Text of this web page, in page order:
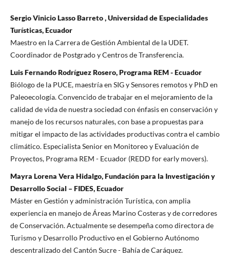
Sergio Vinicio Lasso Barreto , Universidad de Especialidades
Turísticas, Ecuador
Maestro en la Carrera de Gestión Ambiental de la UDET.
Coordinador de Postgrado y Centros de Transferencia.
Luis Fernando Rodríguez Rosero, Programa REM - Ecuador
Biólogo de la PUCE, maestría en SIG y Sensores remotos y PhD en
Paleoecología. Convencido de trabajar en el mejoramiento de la
calidad de vida de nuestra sociedad con énfasis en conservación y
manejo de los recursos naturales, con base a propuestas para
mitigar el impacto de las actividades productivas contra el cambio
climático. Especialista Senior en Monitoreo y Evaluación de
Proyectos, Programa REM - Ecuador (REDD for early movers).
Mayra Lorena Vera Hidalgo, Fundación para la Investigación y
Desarrollo Social – FIDES, Ecuador
Máster en Gestión y administración Turística, con amplia
experiencia en manejo de Áreas Marino Costeras y de corredores
de Conservación. Actualmente se desempeña como directora de
Turismo y Desarrollo Productivo en el Gobierno Autónomo
descentralizado del Cantón Sucre - Bahía de Caráquez.